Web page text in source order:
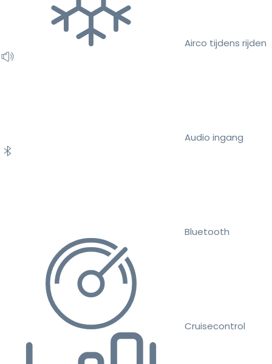
Airco tijdens rijden
Audio ingang
Bluetooth
Cruisecontrol